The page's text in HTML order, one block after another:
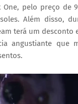
One, pelo preço de
Além disso,
terá um desconto
angustiante que